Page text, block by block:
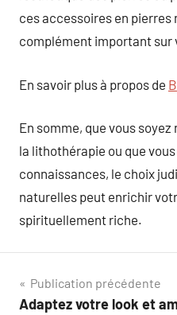
ces accessoires en
complément important sur
En savoir plus à propos de
En somme, que vous
la lithothérapie ou que
connaissances, le choix
naturelles peut enrichir
spirituellement riche.
Navigation
Publication précédente
Adaptez votre look et